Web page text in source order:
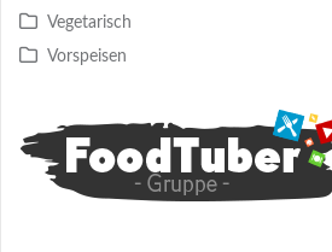
Vegetarisch
Vorspeisen